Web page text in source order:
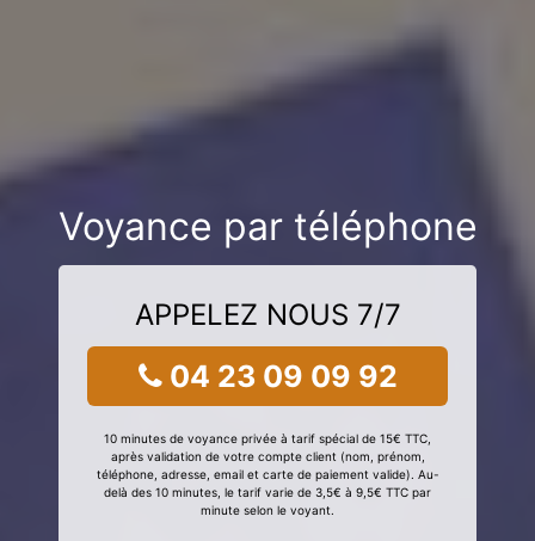
Voyance par téléphone
APPELEZ NOUS 7/7
04 23 09 09 92
10 minutes de voyance privée à tarif spécial de 15€ TTC,
après validation de votre compte client (nom, prénom,
téléphone, adresse, email et carte de paiement valide). Au-
delà des 10 minutes, le tarif varie de 3,5€ à 9,5€ TTC par
minute selon le voyant.